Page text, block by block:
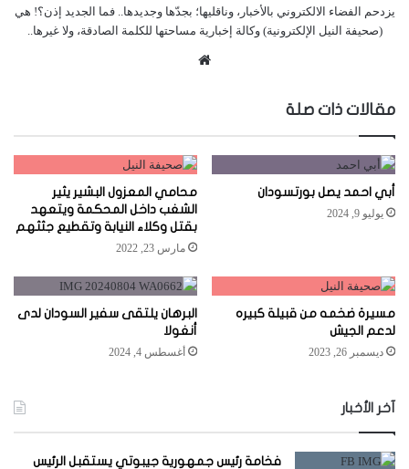
يزدحم الفضاء الالكتروني بالأخبار، وناقليها؛ بجدّها وجديدها.. فما الجديد إذن؟! هي
(صحيفة النيل الإلكترونية) وكالة إخبارية مساحتها للكلمة الصادقة، ولا غيرها..
مقالات ذات صلة
أبي احمد يصل بورتسودان
يوليو 9, 2024
محامي المعزول البشير يثير
الشغب داخل المحكمة ويتعهد
بقتل وكلاء النيابة وتقطيع جثثهم
مارس 23, 2022
مسيرة ضخمه من قبيلة كبيره
لدعم الجيش
ديسمبر 26, 2023
البرهان يلتقى سفير السودان لدى
أنغولا
أغسطس 4, 2024
آخر الأخبار
فخامة رئيس جمهورية جيبوتي يستقبل الرئيس